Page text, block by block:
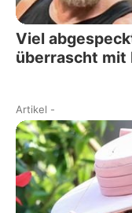
Viel
überrascht mit
Artikel -